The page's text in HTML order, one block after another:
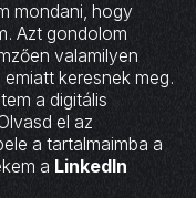
mondani, hogy
Azt gondolom
valamilyen
keresnek meg.
a digitális
el az
a tartalmaimba a
a LinkedIn